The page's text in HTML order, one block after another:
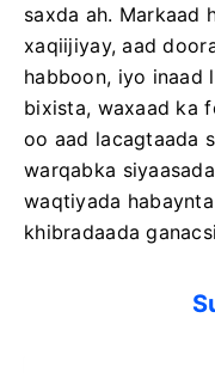
saxda ah. Markaad
xaqiijiyay, aad
habboon, iyo inaad
bixista, waxaad ka
oo aad lacagtaada
warqabka
waqtiyada
khibradaada